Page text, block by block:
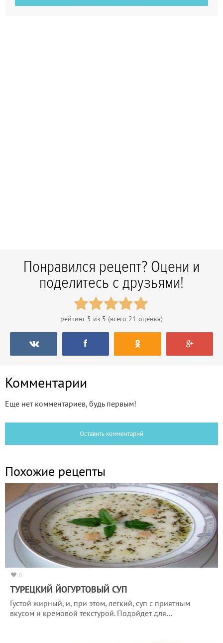
Понравился рецепт? Оцени и
поделитесь с друзьями!
рейтинг 5 из 5 (всего 21 оценка)
Комментарии
Еще нет комментариев, будь первым!
Оставить комментарий
Похожие рецепты
0
ТУРЕЦКИЙ ЙОГУРТОВЫЙ СУП
Густой жирный, и, при этом, легкий, суп с приятным
вкусом и кремовой текстурой. Подойдет для…